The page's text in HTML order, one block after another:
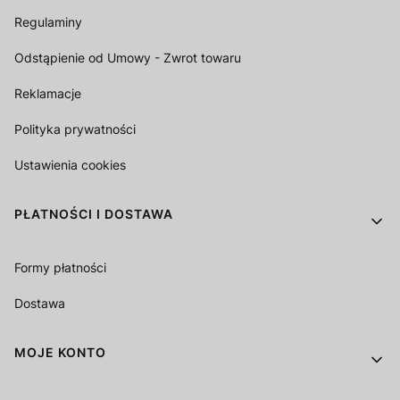
Regulaminy
Odstąpienie od Umowy - Zwrot towaru
Reklamacje
Polityka prywatności
Ustawienia cookies
PŁATNOŚCI I DOSTAWA
Formy płatności
Dostawa
MOJE KONTO